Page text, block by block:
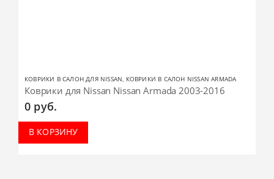
КОВРИКИ В САЛОН ДЛЯ NISSAN, КОВРИКИ В САЛОН NISSAN ARMADA
Коврики для Nissan Nissan Armada 2003-2016
0 руб.
В КОРЗИНУ